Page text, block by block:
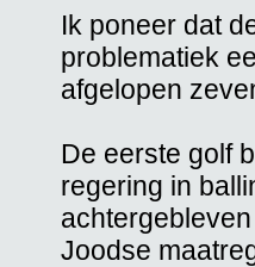
Ik poneer dat
problematiek
afgelopen
De eerste golf
regering in
Joodse